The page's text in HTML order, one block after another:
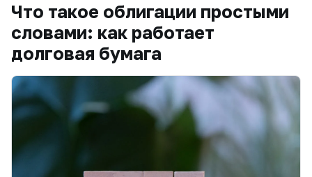
Что такое облигации простыми
словами: как работает
долговая бумага